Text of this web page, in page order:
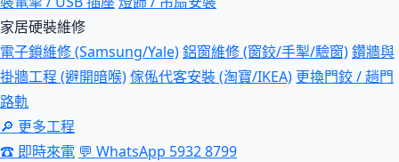
家居硬裝維修
電子鎖維修 (Samsung/Yale)鋁窗維修 (窗鉸/手掣/驗窗)鑽牆與
掛牆工程 (避開暗喉)傢俬代客安裝 (淘寶/IKEA) 更換門鉸 / 趟門
路軌
🔎 更多工程
☎ 即時來電 💬 WhatsApp 5932 8799